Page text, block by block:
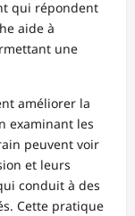
qui répondent
aide à
une
améliorer la
examinant les
peuvent voir
et leurs
conduit à des
Cette pratique